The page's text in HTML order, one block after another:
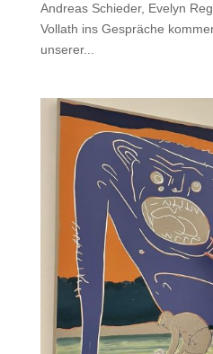
Andreas Schieder, Evelyn
Vollath ins Gespräche
unserer...